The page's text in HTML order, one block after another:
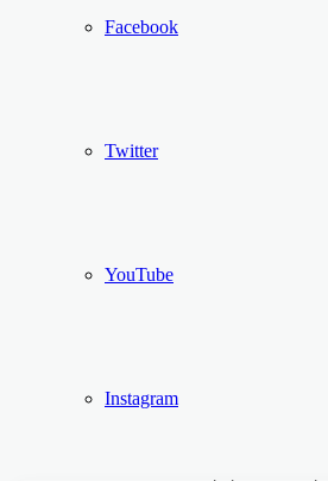
Facebook
Twitter
YouTube
Instagram